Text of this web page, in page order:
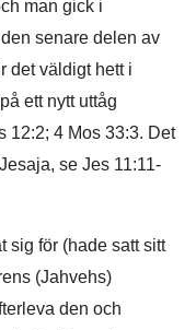
man gick i
senare delen av
det väldigt hett i
ett nytt uttåg
12:2; 4 Mos 33:3. Det
se Jes 11:11-
sig för (hade satt sitt
(Jahvehs)
den och